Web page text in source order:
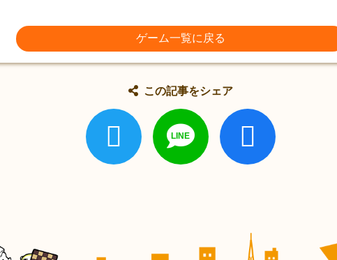
ゲーム一覧に戻る
この記事をシェア